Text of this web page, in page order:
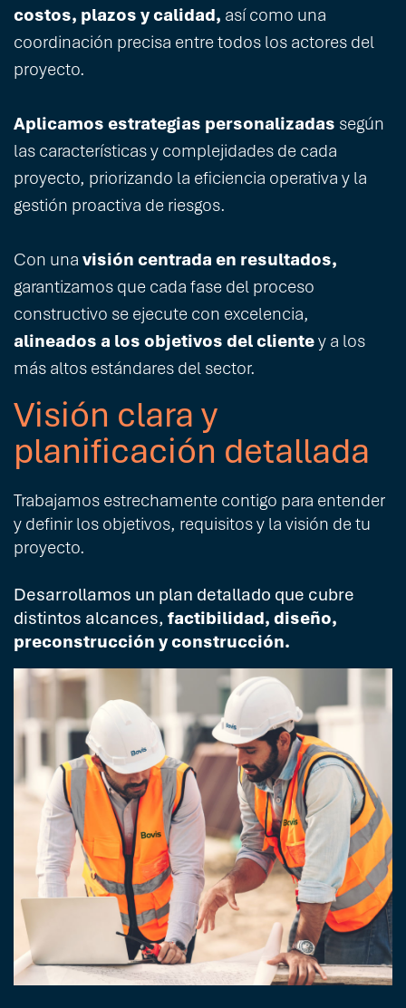
costos, plazos y calidad, así como una
coordinación precisa entre todos los actores del
proyecto.
Aplicamos estrategias personalizadas según
las características y complejidades de cada
proyecto, priorizando la eficiencia operativa y la
gestión proactiva de riesgos.
Con una visión centrada en resultados,
garantizamos que cada fase del proceso
constructivo se ejecute con excelencia,
alineados a los objetivos del clientey a los
más altos estándares del sector.
Visión clara y
planificación detallada
Trabajamos estrechamente contigo para entender
y definir los objetivos, requisitos y la visión de tu
proyecto.
Desarrollamos un plan detallado que cubre
distintos alcances, factibilidad, diseño,
preconstrucción y construcción.